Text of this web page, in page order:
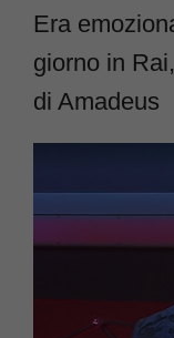
Era
giorno in
di Amadeus